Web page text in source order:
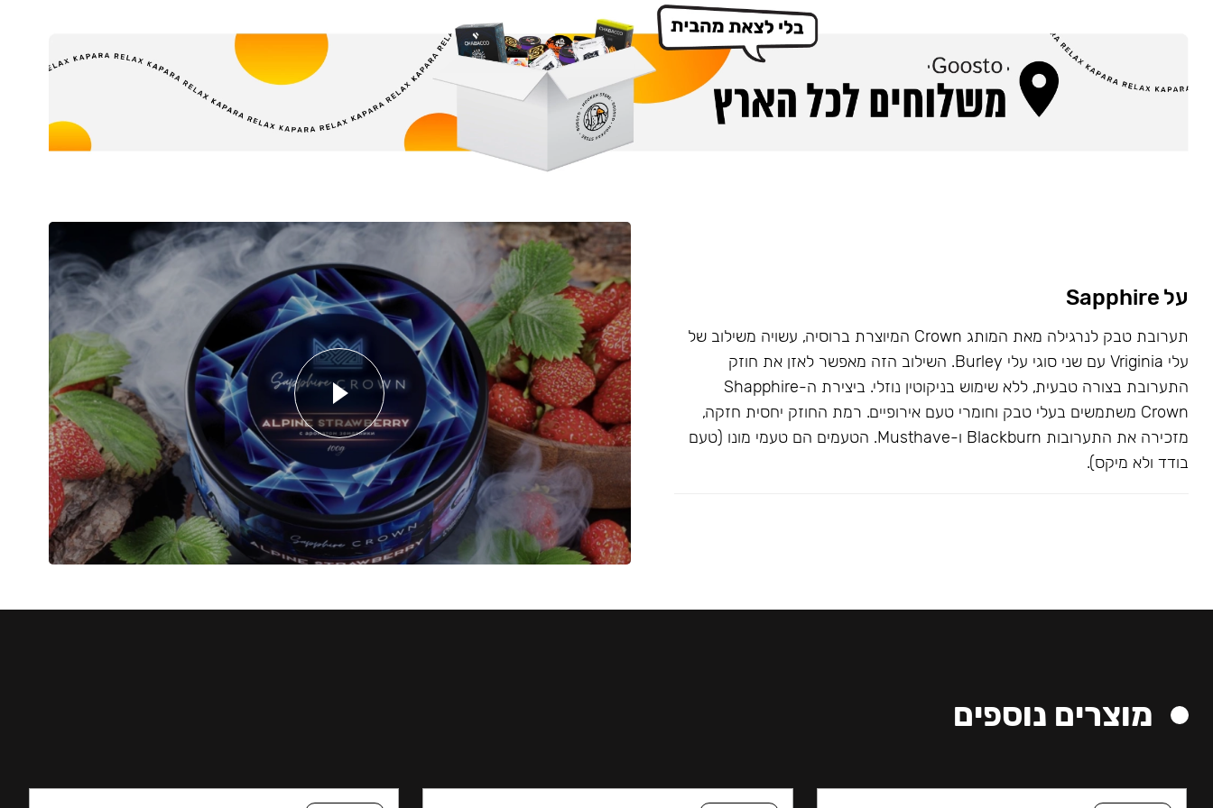
על Sapphire
תערובת טבק לנרגילה מאת המותג Crown המיוצרת ברוסיה, עשויה משילוב של
עלי Vriginia עם שני סוגי עלי Burley. השילוב הזה מאפשר לאזן את חוזק
התערובת בצורה טבעית, ללא שימוש בניקוטין נוזלי. ביצירת ה-Shapphire
Crown משתמשים בעלי טבק וחומרי טעם אירופיים. רמת החוזק יחסית חזקה,
מזכירה את התערובות Blackburn ו-Musthave. הטעמים הם טעמי מונו (טעם
בודד ולא מיקס).
מוצרים נוספים